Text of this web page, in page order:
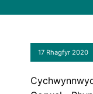
17 Rhagfyr 2020